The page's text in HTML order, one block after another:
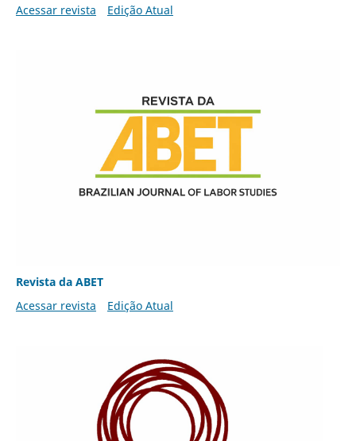
Acessar revista Edição Atual
Revista da ABET
Acessar revista
Edição Atual